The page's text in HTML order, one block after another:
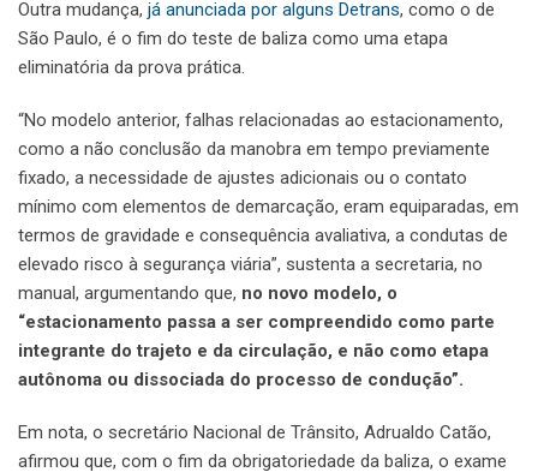
Outra mudança, já anunciada por alguns Detrans, como o de
São Paulo, é o fim do teste de baliza como uma etapa
eliminatória da prova prática.
“No modelo anterior, falhas relacionadas ao estacionamento,
como a não conclusão da manobra em tempo previamente
fixado, a necessidade de ajustes adicionais ou o contato
mínimo com elementos de demarcação, eram equiparadas, em
termos de gravidade e consequência avaliativa, a condutas de
elevado risco à segurança viária”, sustenta a secretaria, no
manual, argumentando que, no novo modelo, o
“estacionamento passa a ser compreendido como parte
integrante do trajeto e da circulação, e não como etapa
autônoma ou dissociada do processo de condução”.
Em nota, o secretário Nacional de Trânsito, Adrualdo Catão,
afirmou que, com o fim da obrigatoriedade da baliza, o exame